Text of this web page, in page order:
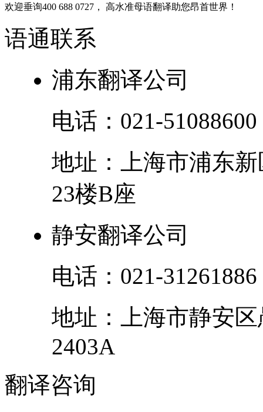
欢迎垂询400 688 0727， 高水准母语翻译助您昂首世界！
语通联系
浦东翻译公司
电话： 021-51088600
地址：
上海市浦东新
23楼B座
静安翻译公司
电话： 021-31261886
地址：
上海市静安区
2403A
翻译咨询